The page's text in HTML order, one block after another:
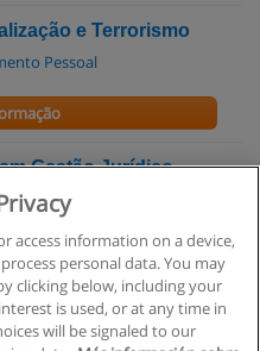
e Terrorismo
Pessoal
Gestão Jurídico-
Pessoal
access information on a device,
personal data. You may
clicking below, including your
is used, or at any time in
will be signaled to our